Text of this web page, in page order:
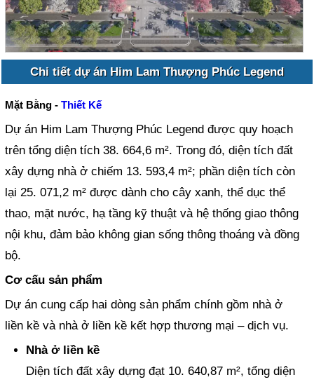
Chi tiết dự án Him Lam Thượng Phúc Legend
Mặt Bằng -Thiết Kế
Dự án Him Lam Thượng Phúc Legend được quy hoạch
trên tổng diện tích 38. 664,6 m². Trong đó, diện tích đất
xây dựng nhà ở chiếm 13. 593,4 m²; phần diện tích còn
lại 25. 071,2 m² được dành cho cây xanh, thể dục thể
thao, mặt nước, hạ tầng kỹ thuật và hệ thống giao thông
nội khu, đảm bảo không gian sống thông thoáng và đồng
bộ.
Cơ cấu sản phẩm
Dự án cung cấp hai dòng sản phẩm chính gồm nhà ở
liền kề và nhà ở liền kề kết hợp thương mại – dịch vụ.
Nhà ở liền kề
Diện tích đất xây dựng đạt 10. 640,87 m², tổng diện